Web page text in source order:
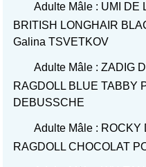
Adulte Mâle : UMI DE
BRITISH LONGHAIR
Galina TSVETKOV
Adulte Mâle : ZADIG
RAGDOLL BLUE TABBY
DEBUSSCHE
Adulte Mâle : ROCKY
RAGDOLL CHOCOLAT